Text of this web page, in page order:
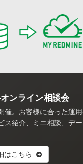
ンライン相談会
催。お客様に合った運
ス紹介、ミニ相談、デ
はこちら